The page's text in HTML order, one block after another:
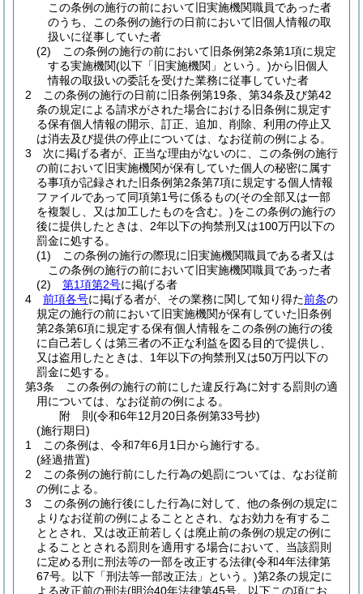
この条例の施行の前において旧実施機関職員であった者
のうち、この条例の施行の日前において旧個人情報の取
扱いに従事していた者
(2)
この条例の施行の前において旧条例第2条第1項に規定
する実施機関(以下「旧実施機関」という。)から旧個人
情報の取扱いの委託を受けた業務に従事していた者
2
この条例の施行の日前に旧条例第19条、第34条及び第42
条の規定による請求がされた場合における旧条例に規定す
る保有個人情報の開示、訂正、追加、削除、利用の停止又
は消去及び提供の停止については、なお従前の例による。
3
次に掲げる者が、正当な理由がないのに、この条例の施行
の前において旧実施機関が保有していた個人の秘密に属す
る事項が記録された旧条例第2条第7項に規定する個人情報
ファイルであって同項第1号に係るもの(その全部又は一部
を複製し、又は加工したものを含む。)をこの条例の施行の
後に提供したときは、2年以下の拘禁刑又は100万円以下の
罰金に処する。
(1)
この条例の施行の際現に旧実施機関職員である者又は
この条例の施行の前において旧実施機関職員であった者
(2)
第1項第2号に掲げる者
4
前項各号に掲げる者が、その業務に関して知り得た前条の
規定の施行の前において旧実施機関が保有していた旧条例
第2条第6項に規定する保有個人情報をこの条例の施行の後
に自己若しくは第三者の不正な利益を図る目的で提供し、
又は盗用したときは、1年以下の拘禁刑又は50万円以下の
罰金に処する。
第3条
この条例の施行の前にした違反行為に対する罰則の適
用については、なお従前の例による。
附 則(令和6年12月20日条例第33号抄)
(施行期日)
1
この条例は、令和7年6月1日から施行する。
(経過措置)
2
この条例の施行前にした行為の処罰については、なお従前
の例による。
3
この条例の施行後にした行為に対して、他の条例の規定に
よりなお従前の例によることとされ、なお効力を有するこ
ととされ、又は改正前若しくは廃止前の条例の規定の例に
よることとされる罰則を適用する場合において、当該罰則
に定める刑に刑法等の一部を改正する法律(令和4年法律第
67号。以下「刑法等一部改正法」という。)第2条の規定に
よる改正前の刑法(明治40年法律第45号。以下この項にお